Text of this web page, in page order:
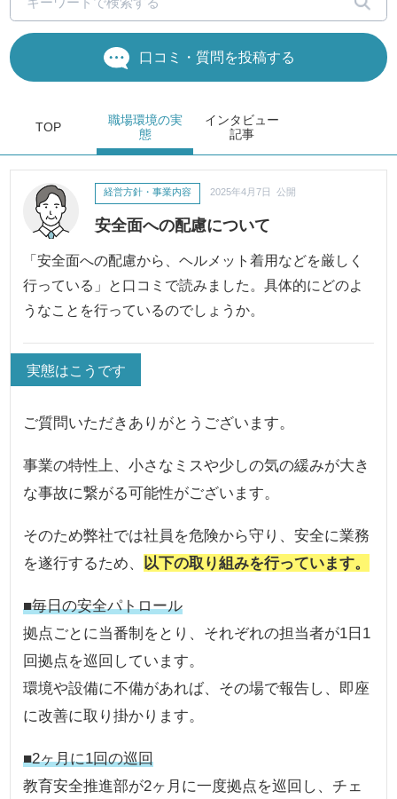
口コミ・質問を投稿する
TOP
職場環境の実
態
インタビュー
記事
安全面への配慮について
経営方針・事業内容 2025年4月7日 公開
「安全面への配慮から、ヘルメット着用などを厳しく
行っている」と口コミで読みました。具体的にどのよ
うなことを行っているのでしょうか。
実態はこうです
ご質問いただきありがとうございます。
事業の特性上、小さなミスや少しの気の緩みが大き
な事故に繋がる可能性がございます。
そのため弊社では社員を危険から守り、安全に業務
を遂行するため、 以下の取り組みを行っています。
■毎日の安全パトロール
拠点ごとに当番制をとり、それぞれの担当者が1日1
回拠点を巡回しています。
環境や設備に不備があれば、その場で報告し、即座
に改善に取り掛かります。
■2ヶ月に1回の巡回
教育安全推進部が2ヶ月に一度拠点を巡回し、チェ